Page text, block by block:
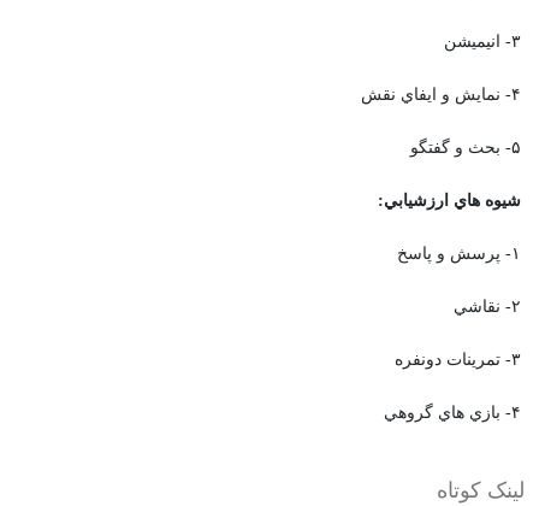
۳- انيميشن
۴- نمايش و ايفاي نقش
۵- بحث و گفتگو
شيوه هاي ارزشيابي:
۱- پرسش و پاسخ
۲- نقاشي
۳- تمرينات دونفره
۴- بازي هاي گروهي
لینک کوتاه